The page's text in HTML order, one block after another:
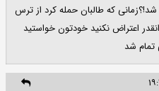
که طالبان حمله کرد از ترس
اعتراض نکنید خودتون خواستید
تمام شد